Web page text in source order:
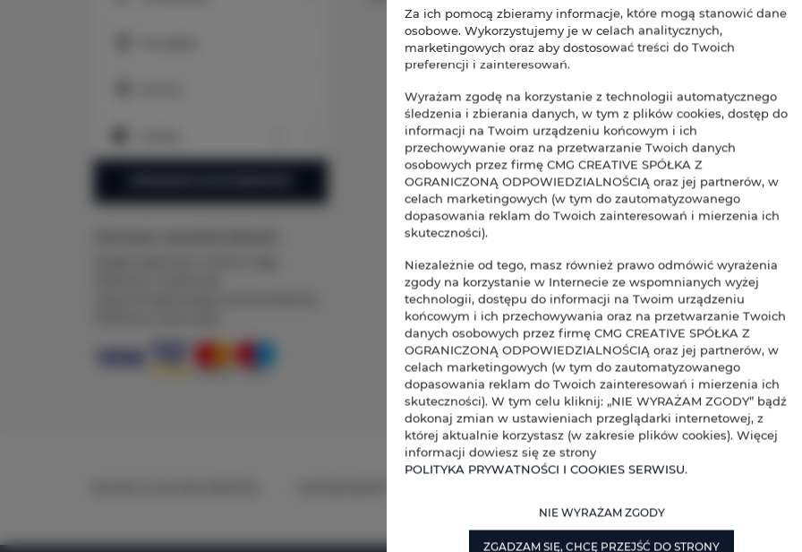
Za ich pomocą zbieramy informacje, które mogą stanowić dane
osobowe. Wykorzystujemy je w celach analitycznych,
marketingowych oraz aby dostosować treści do Twoich
preferencji i zainteresowań.
Wyrażam zgodę na korzystanie z technologii automatycznego
śledzenia i zbierania danych, w tym z plików cookies, dostęp do
informacji na Twoim urządzeniu końcowym i ich
przechowywanie oraz na przetwarzanie Twoich danych
osobowych przez firmę CMG CREATIVE SPÓŁKA Z
OGRANICZONĄ ODPOWIEDZIALNOŚCIĄ oraz jej partnerów, w
celach marketingowych (w tym do zautomatyzowanego
dopasowania reklam do Twoich zainteresowań i mierzenia ich
skuteczności).
Niezależnie od tego, masz również prawo odmówić wyrażenia
zgody na korzystanie w Internecie ze wspomnianych wyżej
technologii, dostępu do informacji na Twoim urządzeniu
końcowym i ich przechowywania oraz na przetwarzanie Twoich
danych osobowych przez firmę CMG CREATIVE SPÓŁKA Z
OGRANICZONĄ ODPOWIEDZIALNOŚCIĄ oraz jej partnerów, w
celach marketingowych (w tym do zautomatyzowanego
dopasowania reklam do Twoich zainteresowań i mierzenia ich
skuteczności). W tym celu kliknij: „NIE WYRAŻAM ZGODY” bądź
dokonaj zmian w ustawieniach przeglądarki internetowej, z
której aktualnie korzystasz (w zakresie plików cookies). Więcej
informacji dowiesz się ze strony
POLITYKA PRYWATNOŚCI I COOKIES SERWISU.
NIE WYRAŻAM ZGODY
ZGADZAM SIĘ, CHCĘ PRZEJŚĆ DO STRONY